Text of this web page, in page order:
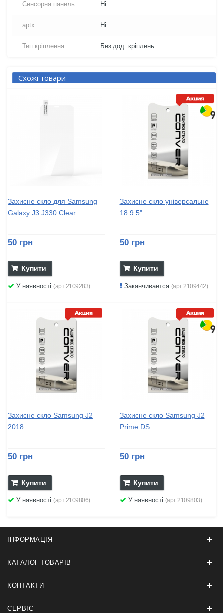
Сенсорна панель Ні
aptx Ні
Тип кріплення Без дод. кріплень
Схожі товари
Захисне скло для Samsung
Galaxy J3 J330 Clear
50 грн
Купити
У наявності (арт:2109283)
Захисне скло універсальне
18:9 5"
50 грн
Купити
Заканчивается (арт:2109442)
Захисне скло Samsung J2
2018
50 грн
Купити
У наявності (арт:2109806)
Захисне скло Samsung J2
Prime DS
50 грн
Купити
У наявності (арт:2109803)
ІНФОРМАЦІЯ
КАТАЛОГ ТОВАРІВ
КОНТАКТИ
СЕРВІС